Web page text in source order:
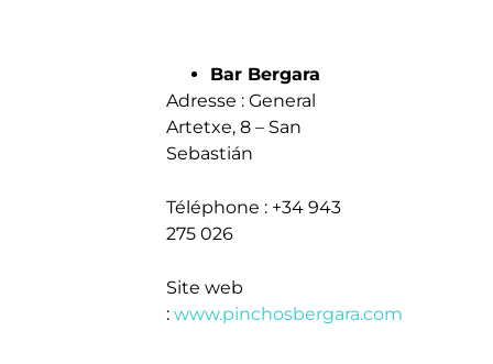
Bar Bergara
Adresse : General
Artetxe, 8 – San
Sebastián
Téléphone : +34 943
275 026
Site web
: www.pinchosbergara.com